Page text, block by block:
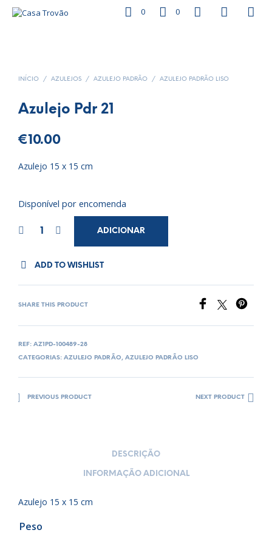
0 0
INÍCIO / AZULEJOS / AZULEJO PADRÃO / AZULEJO PADRÃO LISO
Azulejo Pdr 21
€10.00
Azulejo 15 x 15 cm
Disponível por encomenda
ADICIONAR
ADD TO WISHLIST
SHARE THIS PRODUCT
REF: AZ1PD-100489-28
CATEGORIAS: AZULEJO PADRÃO, AZULEJO PADRÃO LISO
PREVIOUS PRODUCT NEXT PRODUCT
DESCRIÇÃO
INFORMAÇÃO ADICIONAL
Azulejo 15 x 15 cm
Peso